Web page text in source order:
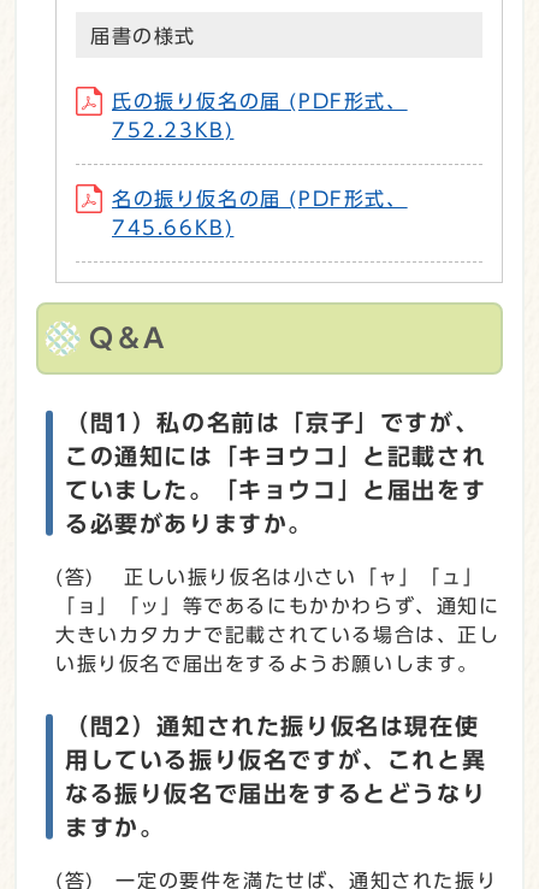
届書の様式
氏の振り仮名の届 (PDF形式、
752.23KB)
名の振り仮名の届 (PDF形式、
745.66KB)
Q＆A
（問1）私の名前は「京子」ですが、
この通知には「キヨウコ」と記載され
ていました。「キョウコ」と届出をす
る必要がありますか。
(答) 正しい振り仮名は小さい「ャ」「ュ」
「ョ」「ッ」等であるにもかかわらず、通知に
大きいカタカナで記載されている場合は、正し
い振り仮名で届出をするようお願いします。
（問2）通知された振り仮名は現在使
用している振り仮名ですが、これと異
なる振り仮名で届出をするとどうなり
ますか。
(答) 一定の要件を満たせば、通知された振り